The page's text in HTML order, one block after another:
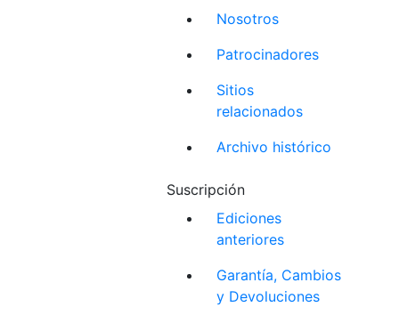
Nosotros
Patrocinadores
Sitios
relacionados
Archivo histórico
Suscripción
Ediciones
anteriores
Garantía, Cambios
y Devoluciones